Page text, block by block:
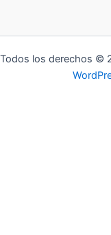
Todos los derechos ©